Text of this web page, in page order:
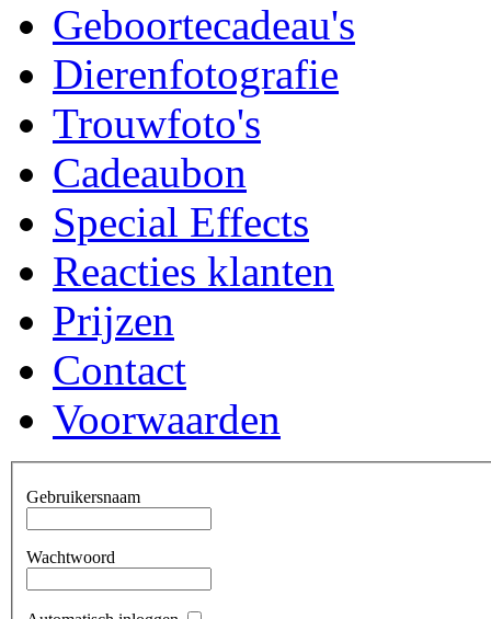
Geboortecadeau's
Dierenfotografie
Trouwfoto's
Cadeaubon
Special Effects
Reacties klanten
Prijzen
Contact
Voorwaarden
Gebruikersnaam
Wachtwoord